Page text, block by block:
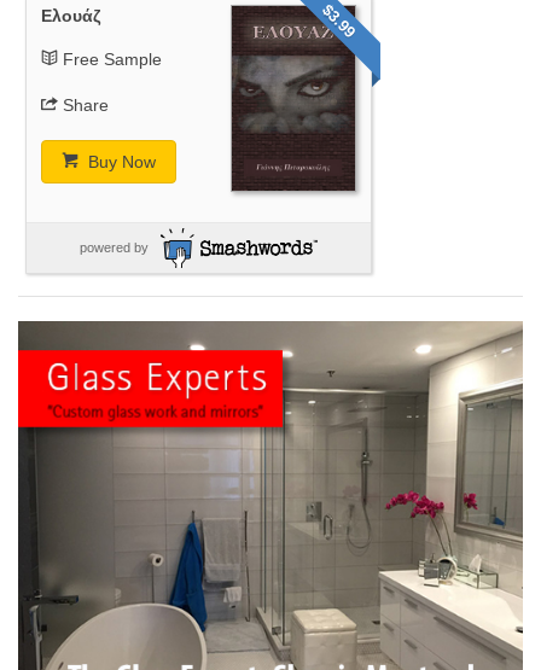
$3.99
Ελουάζ
Free Sample
Share
Buy Now
powered by